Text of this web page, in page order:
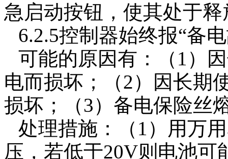
急启动按钮，使其处于
6.2.5控制器始终报“备
可能的原因有：（1）
电而损坏；（2）因长期
损坏；（3）备电保险丝
处理措施：（1）用万
压，若低于20V则电池可